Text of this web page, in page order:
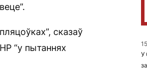
сказаў
“у пытаннях
У